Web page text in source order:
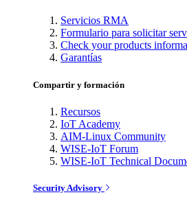
Servicios RMA
Formulario para solicitar
Check your products
Garantías
Compartir y formación
Recursos
IoT Academy
AIM-Linux Community
WISE-IoT Forum
WISE-IoT Technical
Security Advisory